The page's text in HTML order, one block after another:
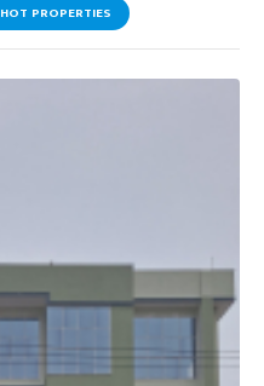
HOT PROPERTIES